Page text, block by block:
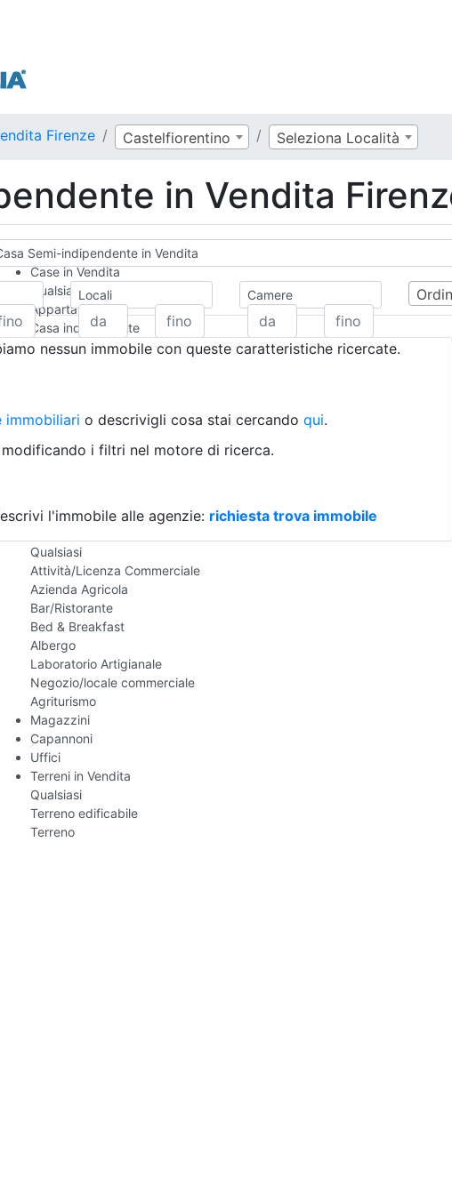
Firenze Castelfiorentino Seleziona Località
in Vendita
Semi-indipendente in Vendita
Case in Vendita
Qualsiasi
Appartamento
Casa indipendente
Casa Semi-indipendente
Rustico/Casale
Camera d'Albergo
Box/Garage
Qualsiasi
Attività/Licenza Commerciale
Azienda Agricola
Bar/Ristorante
Bed & Breakfast
Albergo
Laboratorio Artigianale
Negozio/locale commerciale
Agriturismo
Magazzini
Capannoni
Uffici
Terreni in Vendita
Qualsiasi
Terreno edificabile
Terreno
Locali Camere
nessun immobile con queste caratteristiche ricercate.
immobiliari o descrivigli cosa stai cercando qui.
i filtri nel motore di ricerca.
l'immobile alle agenzie: richiesta trova immobile